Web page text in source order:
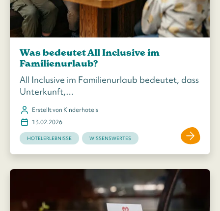
Was bedeutet All Inclusive im
Familienurlaub?
All Inclusive im Familienurlaub bedeutet, dass
Unterkunft,…
Erstellt von Kinderhotels
13.02.2026
HOTELERLEBNISSE WISSENSWERTES